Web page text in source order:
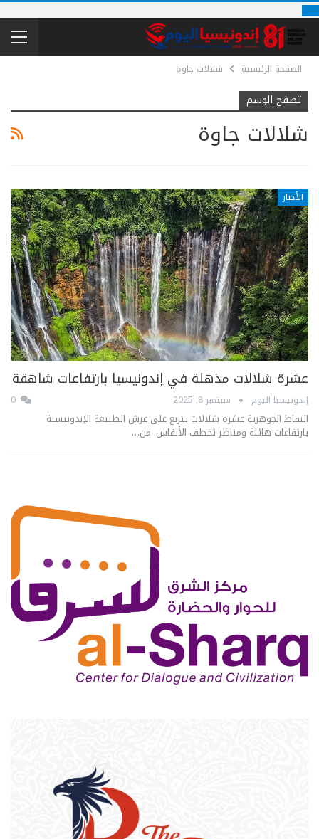
الصفحة الرئيسية شلالات جاوة
تصفح الوسم
شلالات جاوة
الأخبار
عشرة شلالات مذهلة في إندونيسيا بارتفاعات شاهقة
إندونيسيا اليوم سبتمبر 8, 2025
النقاط الجوهرية عشرة شلالات تتربع على عرش الطبيعة الإندونيسية
بارتفاعات هائلة ومناظر تخطف الأنفاس. من…